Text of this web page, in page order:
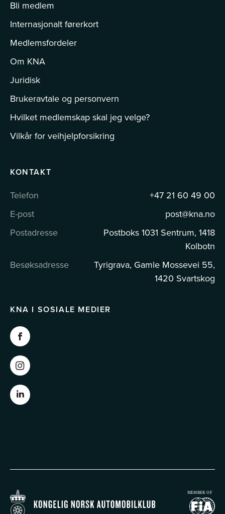
Bli medlem
Internasjonalt førerkort
Medlemsfordeler
Om KNA
Juridisk
Brukeravtale og personvern
Hvilket medlemskap skal jeg velge?
Vilkår for veihjelpforsikring
KONTAKT
Telefon
+47 21 60 49 00
E-post
post@kna.no
Postadresse
Postboks 1031 Sentrum, 1418
Kolbotn
Besøksadresse
Tyrigrava, Gamle Mossevei 55,
1420 Svartskog
KNA I SOSIALE MEDIER